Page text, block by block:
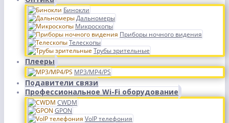
Бинокли
Дальномеры
Микроскопы
Приборы ночного видения
Телескопы
Трубы зрительные
Плееры
MP3/MP4/PS
Подавители связи
Профессиональное Wi-Fi оборудование
CWDM
GPON
VoIP телефония